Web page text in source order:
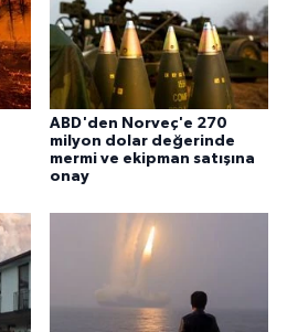
ABD'den Norveç'e 270
milyon dolar değerinde
mermi ve ekipman satışına
onay